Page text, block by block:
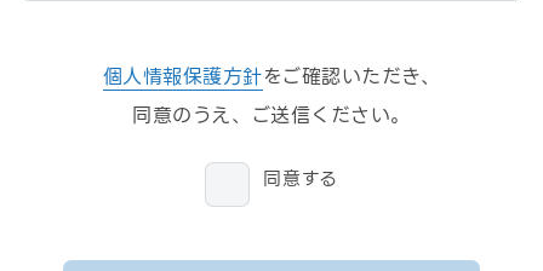
個人情報保護方針をご確認いただき、
同意のうえ、ご送信ください。
同意する